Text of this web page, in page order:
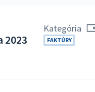
2023
Kategória
FAKTÚRY